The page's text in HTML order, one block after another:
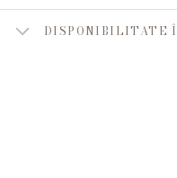
DISPONIBILITATE